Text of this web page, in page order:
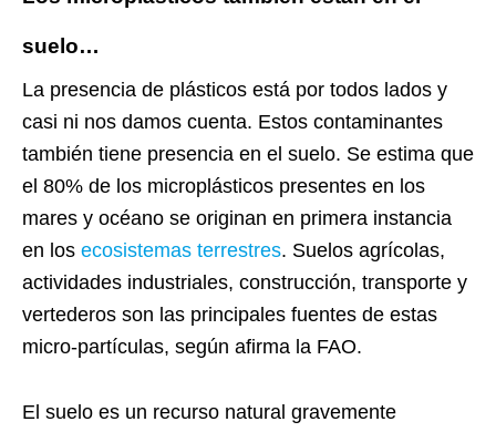
suelo…
La presencia de plásticos está por todos lados y
casi ni nos damos cuenta. Estos contaminantes
también tiene presencia en el suelo. Se estima que
el 80% de los microplásticos presentes en los
mares y océano se originan en primera instancia
en los ecosistemas terrestres. Suelos agrícolas,
actividades industriales, construcción, transporte y
vertederos son las principales fuentes de estas
micro-partículas, según afirma la FAO.
El suelo es un recurso natural gravemente